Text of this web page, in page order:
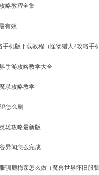
略教程全集
有效
手机版下载教程（怪物猎人2攻略手
手游攻略教学大全
录攻略教学
怎么刷
雄攻略最新版
异闻怎么完成
驯鹿梅森怎么做（魔兽世界怀旧服